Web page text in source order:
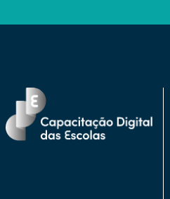
REGION
FOOTER
FIRST